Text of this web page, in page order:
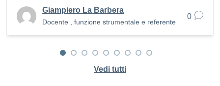
Giampiero La Barbera
Docente , funzione strumentale e referente
0
Vedi tutti